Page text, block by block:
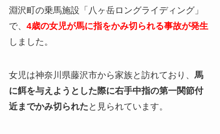
淵沢町の乗馬施設「八ヶ岳ロングライディング」
で、 4歳の女児が馬に指をかみ切られる事故が発生
しました。
女児は神奈川県藤沢市から家族と訪れており、 馬
に餌を与えようとした際に右手中指の第一関節付
近までかみ切られた と見られています。